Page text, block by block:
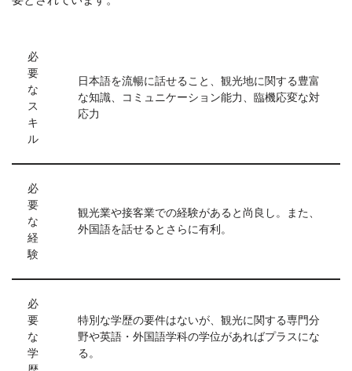
必
要
な
ス
キ
ル
日本語を流暢に話せること、観光地に関する豊富
な知識、コミュニケーション能力、臨機応変な対
応力
必
要
な
経
験
観光業や接客業での経験があると尚良し。また、
外国語を話せるとさらに有利。
必
要
な
学
特別な学歴の要件はないが、観光に関する専門分
野や英語・外国語学科の学位があればプラスにな
る。